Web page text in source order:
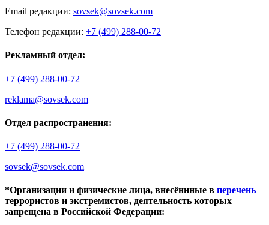
Email редакции: sovsek@sovsek.com
Телефон редакции: +7 (499) 288-00-72
Рекламный отдел:
+7 (499) 288-00-72
reklama@sovsek.com
Отдел распространения:
+7 (499) 288-00-72
sovsek@sovsek.com
*Организации и физические лица, внесённные в перечень
террористов и экстремистов, деятельность которых
запрещена в Российской Федерации: